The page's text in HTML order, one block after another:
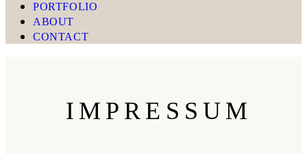
PORTFOLIO
ABOUT
CONTACT
IMPRESSUM